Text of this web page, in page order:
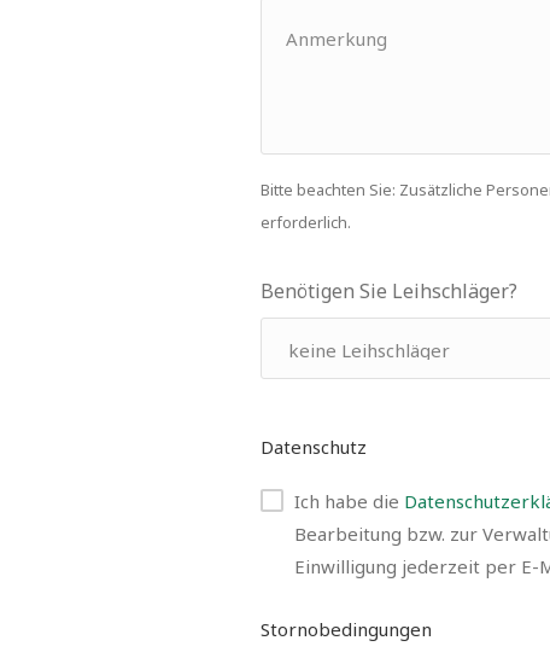
Bitte beachten Sie: Zusätzliche
erforderlich.
Benötigen Sie Leihschläger?
Datenschutz
Ich habe die
Bearbeitung bzw. zur
Einwilligung jederzeit per E-
Stornobedingungen